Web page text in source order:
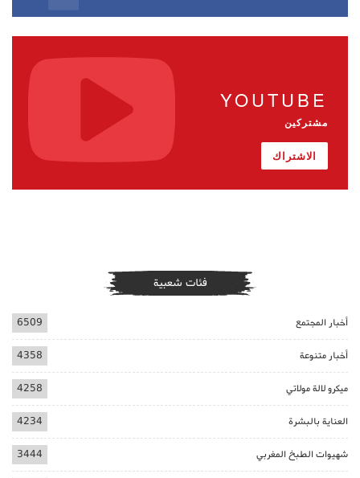
YOUTUBE
مشتركين
الاشتراك
فئات شعبية
أخبار المجتمع 6509
أخبار متنوعة 4358
ميكرو لالة مولاتي 4258
العناية بالبشرة 4234
شهيوات الطبخ المغربي 3444